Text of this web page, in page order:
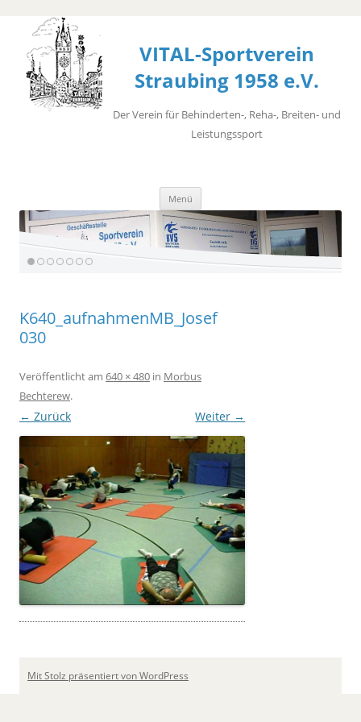
VITAL-Sportverein
Straubing 1958 e.V.
Der Verein für Behinderten-, Reha-, Breiten- und
Leistungssport
Menü
springen
K640_aufnahmenMB_Josef
030
Veröffentlichtam 640 × 480 in Morbus
Bechterew.
← Zurück Weiter →
Mit Stolz präsentiert von WordPress